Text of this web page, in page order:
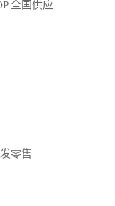
全国供应
零售